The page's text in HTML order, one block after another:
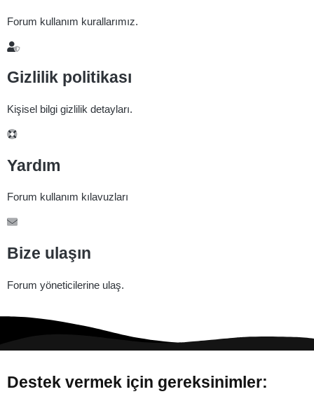
Forum kullanım kurallarımız.
Gizlilik politikası
Kişisel bilgi gizlilik detayları.
Yardım
Forum kullanım kılavuzları
Bize ulaşın
Forum yöneticilerine ulaş.
Destek vermek için gereksinimler: